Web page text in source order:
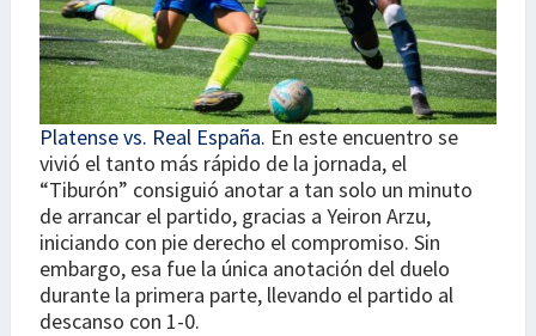
Platense vs. Real España. En este encuentro se
vivió el tanto más rápido de la jornada, el
“Tiburón” consiguió anotar a tan solo un minuto
de arrancar el partido, gracias a Yeiron Arzu,
iniciando con pie derecho el compromiso. Sin
embargo, esa fue la única anotación del duelo
durante la primera parte, llevando el partido al
descanso con 1-0.